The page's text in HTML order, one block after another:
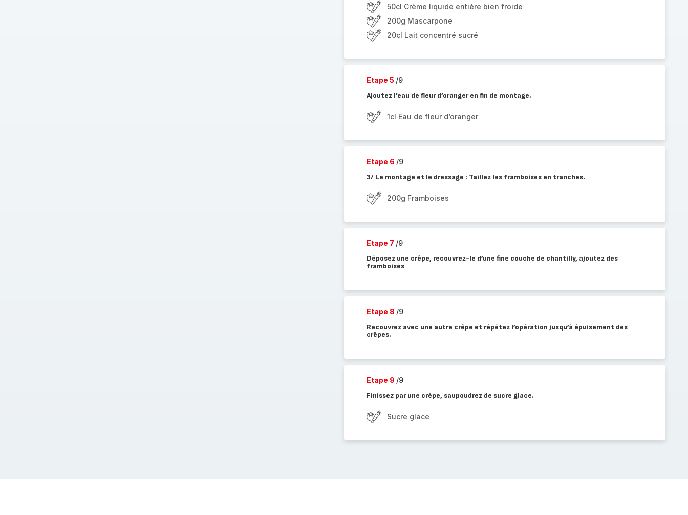
50cl Crème liquide entière bien froide
200g Mascarpone
20cl Lait concentré sucré
Etape 5 /9
Ajoutez l’eau de fleur d’oranger en fin de montage.
1cl Eau de fleur d’oranger
Etape 6 /9
3/ Le montage et le dressage : Taillez les framboises en tranches.
200g Framboises
Etape 7 /9
Déposez une crêpe, recouvrez-le d’une fine couche de chantilly, ajoutez des
framboises
Etape 8 /9
Recouvrez avec une autre crêpe et répétez l’opération jusqu’à épuisement des
crêpes.
Etape 9 /9
Finissez par une crêpe, saupoudrez de sucre glace.
Sucre glace